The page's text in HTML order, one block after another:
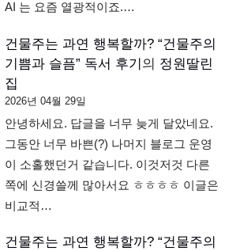
AI 는 요즘 열광적이죠.…
건물주는 과연 행복할까? “건물주의
기쁨과 슬픔” 독서 후기 의 정원딸린
집
2026년 04월 29일
안녕하세요. 답글을 너무 늦게 달았네요.
그동안 너무 바쁜(?) 나머지 블로그 운영
이 소홀했던거 같습니다. 이것저것 다른
쪽에 신경쓸께 많아서요 ㅎㅎㅎㅎ 이글은
비교적…
건물주는 과연 행복할까? “건물주의